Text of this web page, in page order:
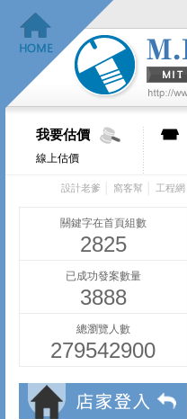
我要估價
線上估價
設計老爹 窩客幫 工程網
關鍵字在首頁組數
2825
已成功發案數量
3888
總瀏覽人數
279542900